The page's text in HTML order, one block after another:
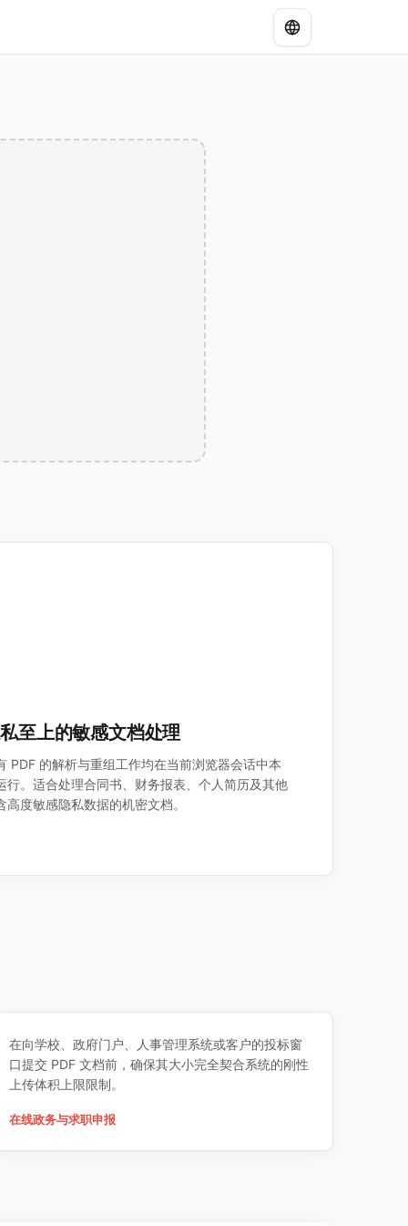
至上的敏感文档处理
PDF 的解析与重组工作均在当前浏览器会话中本
行。适合处理合同书、财务报表、个人简历及其他
高度敏感隐私数据的机密文档。
在向学校、政府门户、人事管理系统或客户的投标窗
口提交 PDF 文档前，确保其大小完全契合系统的刚性
上传体积上限限制。
在线政务与求职申报